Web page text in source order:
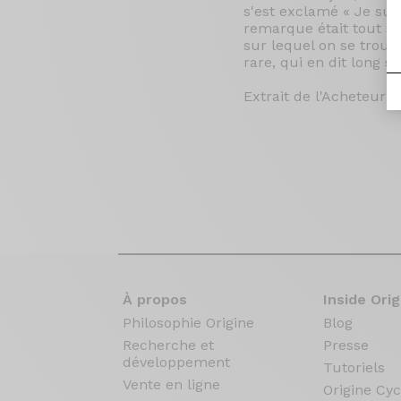
s'est exclamé « Je
remarque était tout
sur lequel on se
rare, qui en dit long
Extrait de l'Acheteur
À propos
Philosophie Origine
Recherche et
développement
Vente en ligne
Inside
Blog
Presse
Tutoriels
Origine